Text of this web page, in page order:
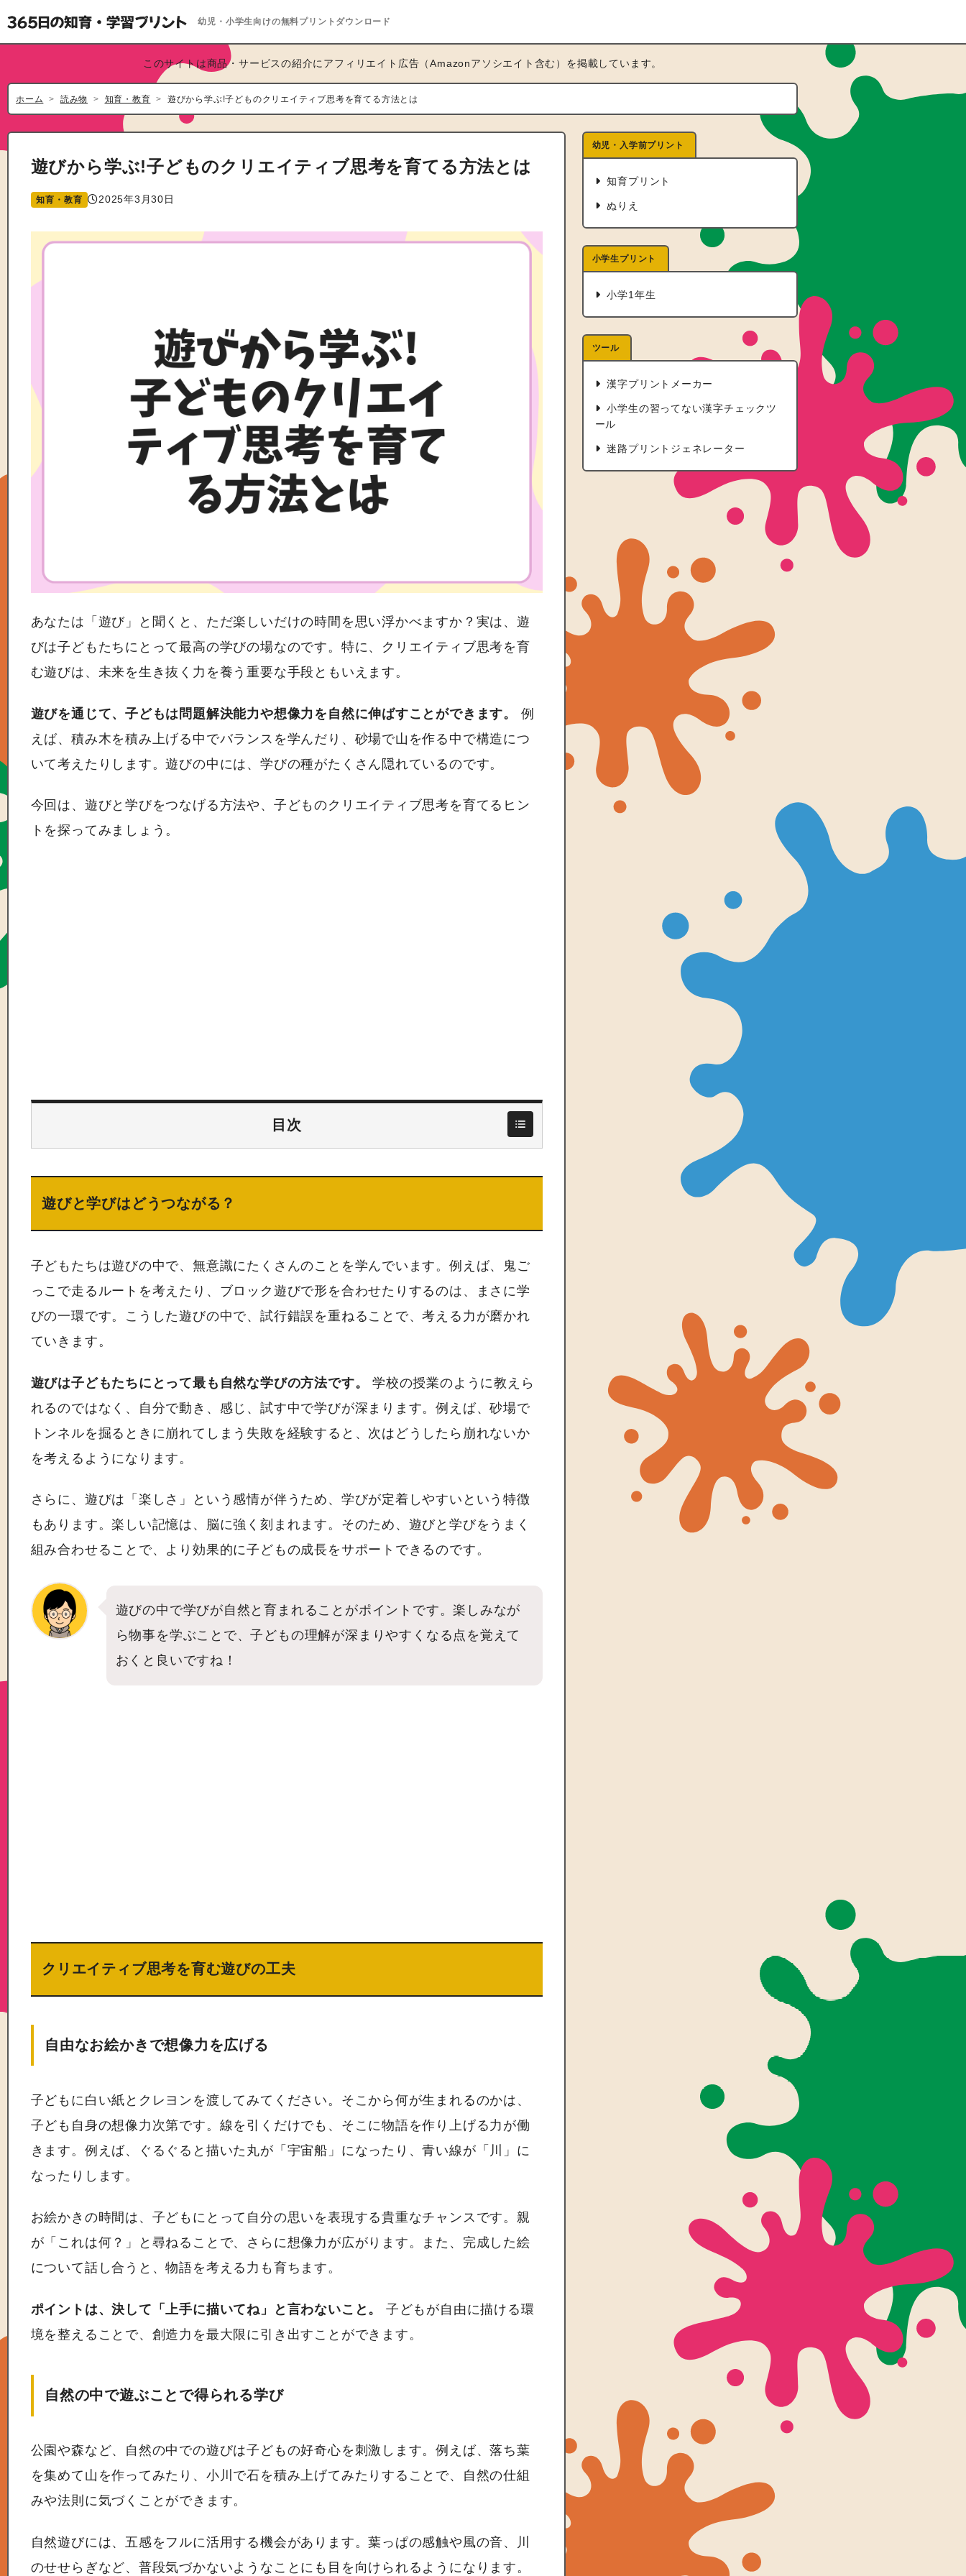
幼児・小学生向けの無料プリントダウンロード
このサイトは商品・サービスの紹介にアフィリエイト広告（Amazonアソシエイト含む）を掲載しています。
ホーム 読み物 知育・教育 遊びから学ぶ!子どものクリエイティブ思考を育てる方法とは
遊びから学ぶ!子どものクリエイティブ思考を育てる方法とは
知育・教育 2025年3月30日
あなたは「遊び」と聞くと、ただ楽しいだけの時間を思い浮かべますか？実は、遊
びは子どもたちにとって最高の学びの場なのです。特に、クリエイティブ思考を育
む遊びは、未来を生き抜く力を養う重要な手段ともいえます。
遊びを通じて、子どもは問題解決能力や想像力を自然に伸ばすことができます。
例
えば、積み木を積み上げる中でバランスを学んだり、砂場で山を作る中で構造につ
いて考えたりします。遊びの中には、学びの種がたくさん隠れているのです。
今回は、遊びと学びをつなげる方法や、子どものクリエイティブ思考を育てるヒン
トを探ってみましょう。
目次
遊びと学びはどうつながる？
子どもたちは遊びの中で、無意識にたくさんのことを学んでいます。例えば、鬼ご
っこで走るルートを考えたり、ブロック遊びで形を合わせたりするのは、まさに学
びの一環です。こうした遊びの中で、試行錯誤を重ねることで、考える力が磨かれ
ていきます。
遊びは子どもたちにとって最も自然な学びの方法です。
学校の授業のように教えら
れるのではなく、自分で動き、感じ、試す中で学びが深まります。例えば、砂場で
トンネルを掘るときに崩れてしまう失敗を経験すると、次はどうしたら崩れないか
を考えるようになります。
さらに、遊びは「楽しさ」という感情が伴うため、学びが定着しやすいという特徴
もあります。楽しい記憶は、脳に強く刻まれます。そのため、遊びと学びをうまく
組み合わせることで、より効果的に子どもの成長をサポートできるのです。
遊びの中で学びが自然と育まれることがポイントです。楽しみなが
ら物事を学ぶことで、子どもの理解が深まりやすくなる点を覚えて
おくと良いですね！
クリエイティブ思考を育む遊びの工夫
自由なお絵かきで想像力を広げる
子どもに白い紙とクレヨンを渡してみてください。そこから何が生まれるのかは、
子ども自身の想像力次第です。線を引くだけでも、そこに物語を作り上げる力が働
きます。例えば、ぐるぐると描いた丸が「宇宙船」になったり、青い線が「川」に
なったりします。
お絵かきの時間は、子どもにとって自分の思いを表現する貴重なチャンスです。親
が「これは何？」と尋ねることで、さらに想像力が広がります。また、完成した絵
について話し合うと、物語を考える力も育ちます。
ポイントは、決して「上手に描いてね」と言わないこと。
子どもが自由に描ける環
境を整えることで、創造力を最大限に引き出すことができます。
自然の中で遊ぶことで得られる学び
公園や森など、自然の中での遊びは子どもの好奇心を刺激します。例えば、落ち葉
を集めて山を作ってみたり、小川で石を積み上げてみたりすることで、自然の仕組
みや法則に気づくことができます。
自然遊びには、五感をフルに活用する機会があります。葉っぱの感触や風の音、川
のせせらぎなど、普段気づかないようなことにも目を向けられるようになります。
幼児・入学前プリント
知育プリント
ぬりえ
小学生プリント
小学1年生
ツール
漢字プリントメーカー
小学生の習ってない漢字チェックツ
ール
迷路プリントジェネレーター